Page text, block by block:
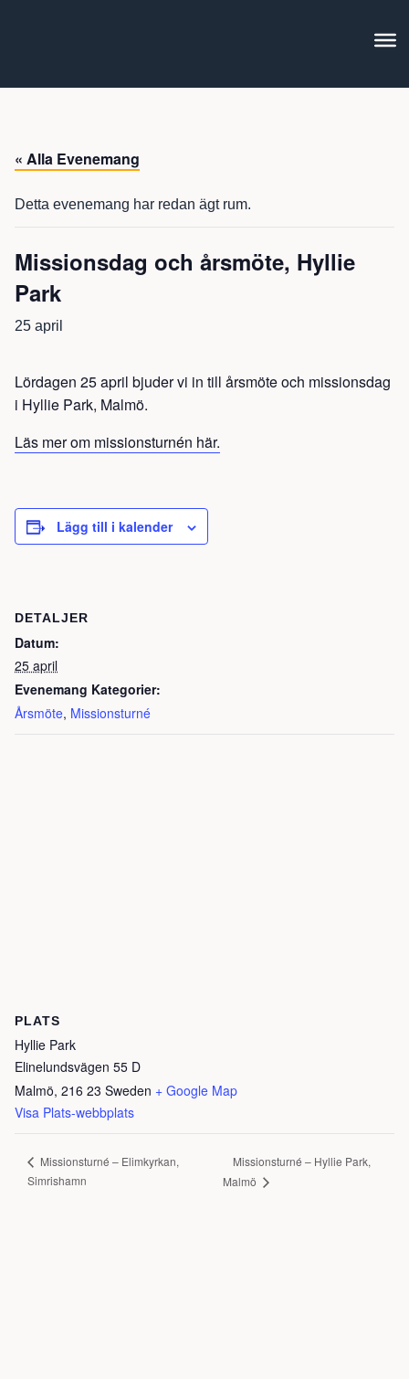
« Alla Evenemang
Detta evenemang har redan ägt rum.
Missionsdag och årsmöte, Hyllie
Park
25 april
Lördagen 25 april bjuder vi in till årsmöte och missionsdag
i Hyllie Park, Malmö.
Läs mer om missionsturnén här.
Lägg till i kalender
DETALJER
Datum:
25 april
Evenemang Kategorier:
Årsmöte, Missionsturné
PLATS
Hyllie Park
Elinelundsvägen 55 D
Malmö, 216 23 Sweden + Google Map
Visa Plats-webbplats
Missionsturné – Elimkyrkan,
Simrishamn
Missionsturné – Hyllie Park,
Malmö